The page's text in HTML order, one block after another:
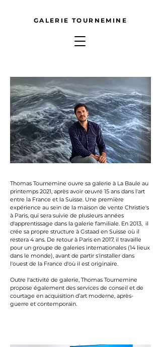
GALERIE TOURNEMINE
Thomas Tournemine ouvre sa galerie à La Baule au
printemps 2021, après avoir œuvré 15 ans dans l'art
entre la France et la Suisse. Une première
expérience au sein de la maison de vente Christie's
à Paris, qui sera suivie de plusieurs années
d'apprentissage dans la galerie familiale. En 2013, il
crée sa propre structure à Gstaad en Suisse où il
restera 4 ans. De retour à Paris en 2017, il travaille
pour un groupe de galeries internationales (14 lieux
dans le monde), avant de partir s'installer dans
l'ouest de la France d'où il est originaire.
Outre l'activité de galerie, Thomas Tournemine
propose également des services de conseil et de
courtage en acquisition d’art moderne, après-
guerre et contemporain.